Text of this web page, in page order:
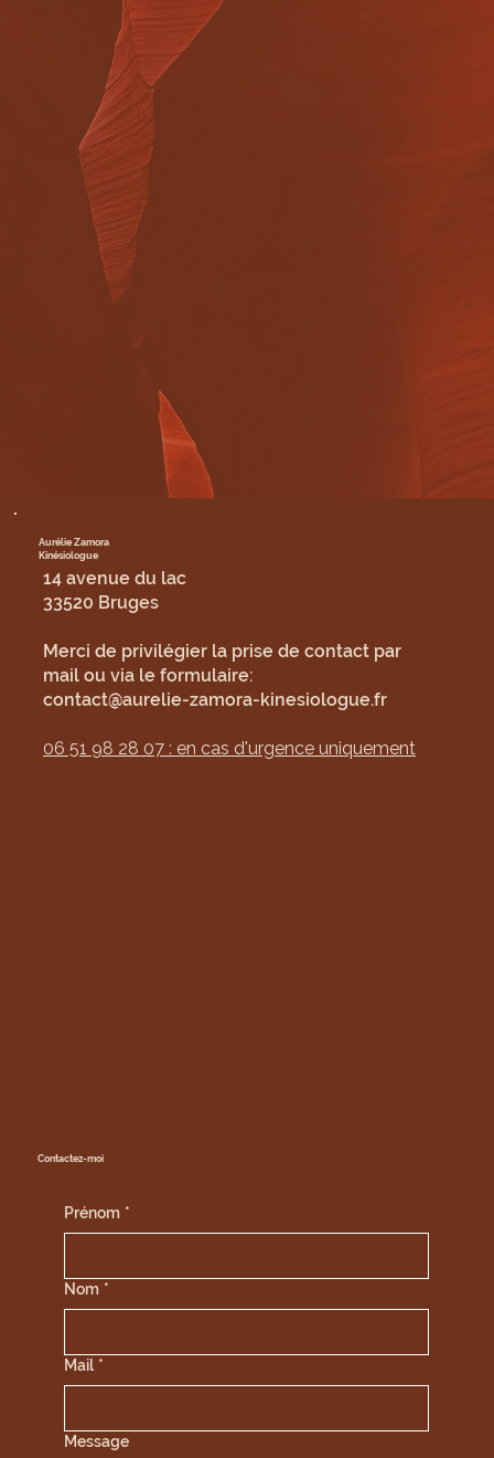
Aurélie Zamora
Kinésiologue
14 avenue du lac
33520 Bruges
Merci de privilégier la prise de contact par
mail ou via le formulaire:
contact@aurelie-zamora-kinesiologue.fr
06 51 98 28 07 : en cas d'urgence uniquement
Contactez-moi
Prénom *
Nom *
Mail *
Message